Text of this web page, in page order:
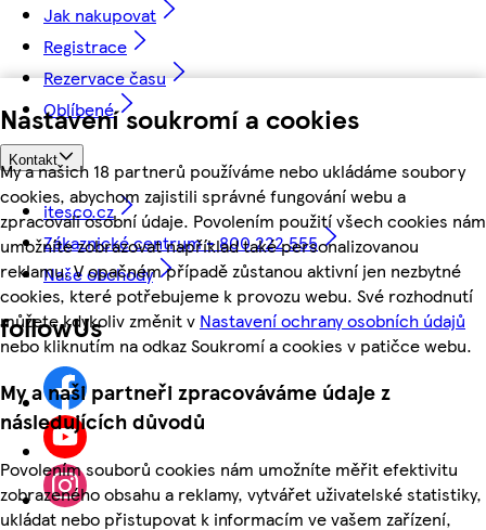
Nastavení soukromí a cookies
My a našich 18 partnerů používáme nebo ukládáme soubory
cookies, abychom zajistili správné fungování webu a
zpracovali osobní údaje. Povolením použití všech cookies nám
umožníte zobrazovat například také personalizovanou
reklamu. V opačném případě zůstanou aktivní jen nezbytné
cookies, které potřebujeme k provozu webu. Své rozhodnutí
můžete kdykoliv změnit v Nastavení ochrany osobních údajů
nebo kliknutím na odkaz Soukromí a cookies v patičce webu.
My a naši partneři zpracováváme údaje z
následujících důvodů
Povolením souborů cookies nám umožníte měřit efektivitu
zobrazeného obsahu a reklamy, vytvářet uživatelské statistiky,
ukládat nebo přistupovat k informacím ve vašem zařízení,
Jak nakupovat
Registrace
Rezervace času
Oblíbené
Kontakt
itesco.cz
Zákaznické centrum - 800 222 555
Naše obchody
followUs